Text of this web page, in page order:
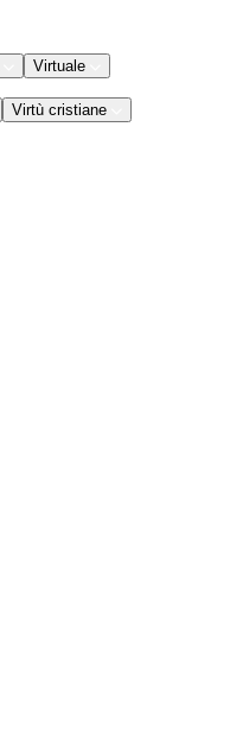
Virtuale
Virtù cristiane